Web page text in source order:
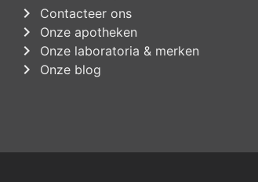
chevron_right Contacteer ons
chevron_right Onze apotheken
chevron_right Onze laboratoria & merken
chevron_right Onze blog